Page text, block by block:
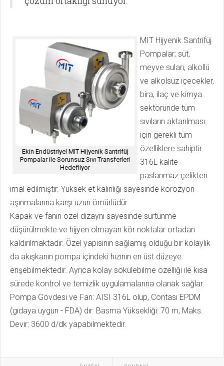
Ekin Endüstriyel MIT Hijyenik Santrifüj
Pompalar ile Sorunsuz Sıvı Transferleri
Hedefliyor
MIT Hijyenik Santrifüj
Pompalar; süt,
meyve suları, alkollü
ve alkolsüz içecekler,
bira, ilaç ve kimya
sektöründe tüm
sıvıların aktarılması
için gerekli tüm
özelliklere sahiptir.
316L kalite
paslanmaz çelikten
imal edilmiştir. Yüksek et kalınlığı sayesinde korozyon
aşınmalarına karşı uzun ömürlüdür.
Kapak ve fanın özel dizaynı sayesinde sürtünme
düşürülmekte ve hijyen olmayan kör noktalar ortadan
kaldırılmaktadır. Özel yapısının sağlamış olduğu bir kolaylık
da akışkanın pompa içindeki hızının en üst düzeye
erişebilmektedir. Ayrıca kolay sökülebilme özelliği ile kısa
sürede kontrol ve temizlik uygulamalarına olanak sağlar.
Pompa Gövdesi ve Fan: AISI 316L olup, Contası EPDM
(gıdaya uygun - FDA) dır. Basma Yüksekliği: 70 m, Maks.
Devir: 3600 d/dk yapabilmektedir.